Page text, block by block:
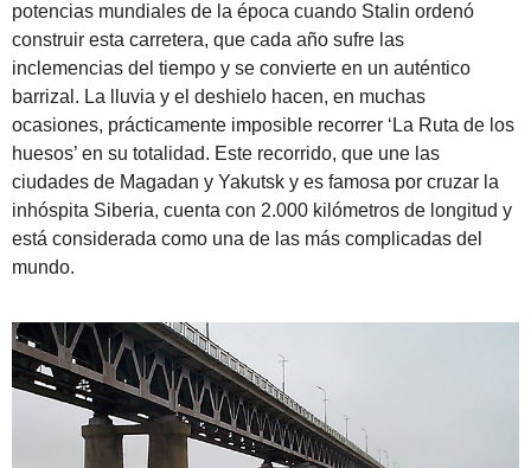
potencias mundiales de la época cuando Stalin ordenó
construir esta carretera, que cada año sufre las
inclemencias del tiempo y se convierte en un auténtico
barrizal. La lluvia y el deshielo hacen, en muchas
ocasiones, prácticamente imposible recorrer ‘La Ruta de los
huesos’ en su totalidad. Este recorrido, que une las
ciudades de Magadan y Yakutsk y es famosa por cruzar la
inhóspita Siberia, cuenta con 2.000 kilómetros de longitud y
está considerada como una de las más complicadas del
mundo.